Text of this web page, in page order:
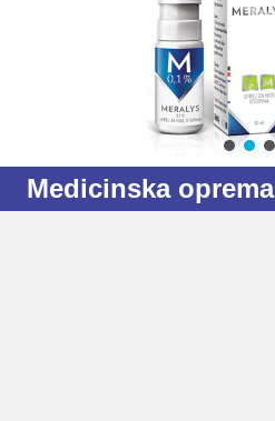
Medicinska oprema